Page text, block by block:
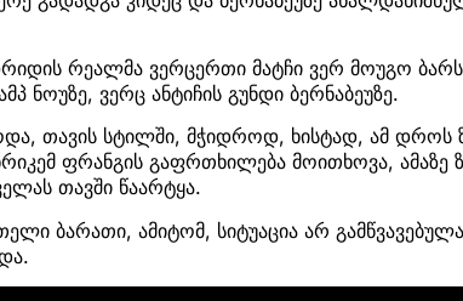
რეალმა ვერცერთი მატჩი ვერ მოუგო
ნოუზე, ვერც ანტიჩის გუნდი ბერნაბეუზე.
თავის სტილში, მჭიდროდ, ხისტად, ამ დროს
ფრანგის გაფრთხილება მოითხოვა, ამაზე
თავში წაარტყა.
ბარათი, ამიტომ, სიტუაცია არ